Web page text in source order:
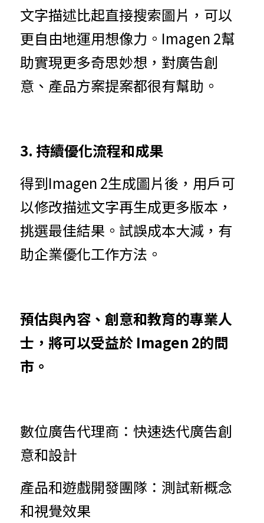
文字描述比起直接搜索圖片，可以
更自由地運用想像力。Imagen 2幫
助實現更多奇思妙想，對廣告創
意、產品方案提案都很有幫助。
3. 持續優化流程和成果
得到Imagen 2生成圖片後，用戶可
以修改描述文字再生成更多版本，
挑選最佳結果。試誤成本大減，有
助企業優化工作方法。
預估與內容、創意和教育的專業人
士，將可以受益於 Imagen 2的問
市。
數位廣告代理商：快速迭代廣告創
意和設計
產品和遊戲開發團隊：測試新概念
和視覺效果